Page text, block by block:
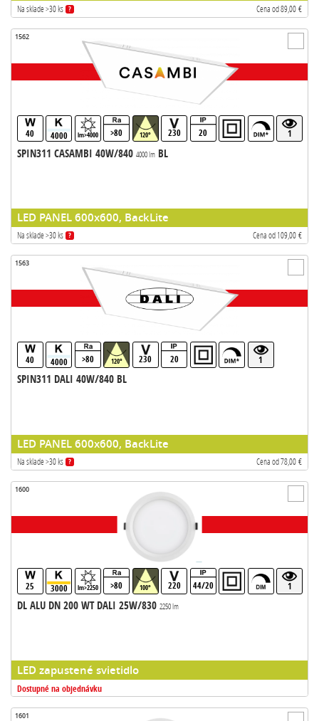
Na sklade >30 ks ? Cena od 89,00 €
1562
40 4000 lm>4000 >80 120° 230 20 1
SPIN311 CASAMBI 40W/840 4000 lmBL
LED PANEL 600x600, BackLite
Na sklade >30 ks ? Cena od 109,00 €
1563
40 4000 >80 120° 230 20 1
SPIN311 DALI 40W/840 BL
LED PANEL 600x600, BackLite
Na sklade >30 ks ? Cena od 78,00 €
1600
25 3000 lm>2250 >80 100° 220 44/20 1
DL ALU DN 200 WT DALI 25W/830 2250 lm
LED zapustené svietidlo
Dostupné na objednávku
1601